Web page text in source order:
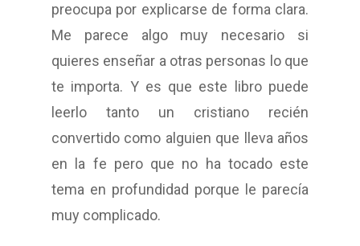
preocupa por explicarse de forma clara.
Me parece algo muy necesario si
quieres enseñar a otras personas lo que
te importa. Y es que este libro puede
leerlo tanto un cristiano recién
convertido como alguien que lleva años
en la fe pero que no ha tocado este
tema en profundidad porque le parecía
muy complicado.